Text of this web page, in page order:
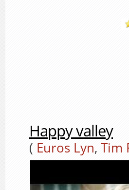
Happy valley
( Euros Lyn, Tim